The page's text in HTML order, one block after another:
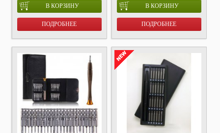
В КОРЗИНУ
ПОДРОБНЕЕ
В КОРЗИНУ
ПОДРОБНЕЕ